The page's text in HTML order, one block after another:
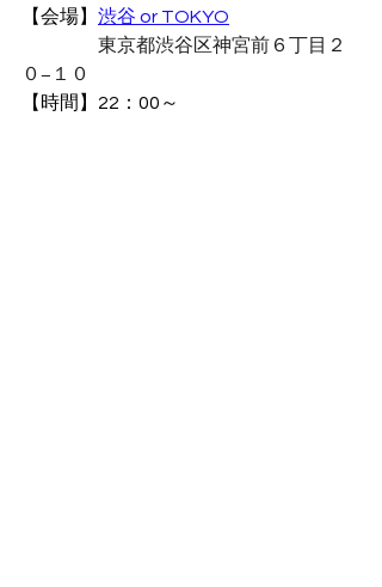
【会場】 渋谷 or TOKYO
東京都渋谷区神宮前６丁目２
０−１０
【時間】22：00～